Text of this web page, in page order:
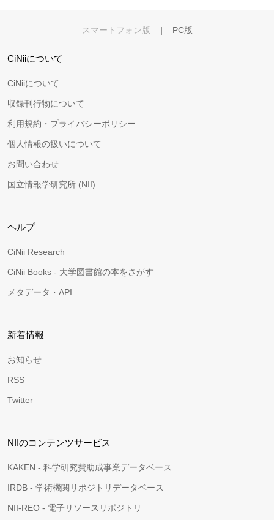
スマートフォン版 | PC版
CiNiiについて
CiNiiについて
収録刊行物について
利用規約・プライバシーポリシー
個人情報の扱いについて
お問い合わせ
国立情報学研究所 (NII)
ヘルプ
CiNii Research
CiNii Books - 大学図書館の本をさがす
メタデータ・API
新着情報
お知らせ
RSS
Twitter
NIIのコンテンツサービス
KAKEN - 科学研究費助成事業データベース
IRDB - 学術機関リポジトリデータベース
NII-REO - 電子リソースリポジトリ